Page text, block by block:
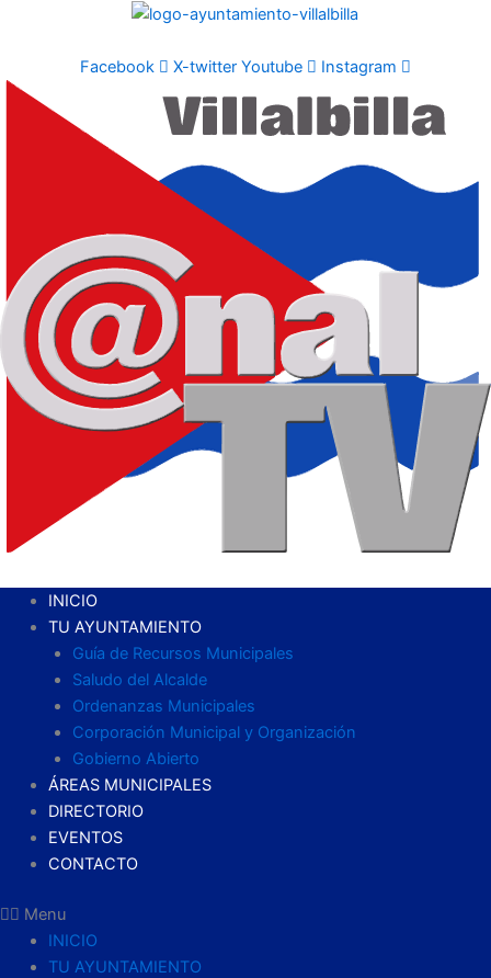
Facebook X-twitter Youtube Instagram
INICIO
TU AYUNTAMIENTO
Guía de Recursos Municipales
Saludo del Alcalde
Ordenanzas Municipales
Corporación Municipal y Organización
Gobierno Abierto
ÁREAS MUNICIPALES
DIRECTORIO
EVENTOS
CONTACTO
Menu
INICIO
TU AYUNTAMIENTO